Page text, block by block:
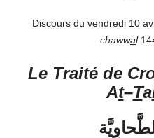
Discours du vendredi 10
chawwal
Le Traité de
At–Ta
ة